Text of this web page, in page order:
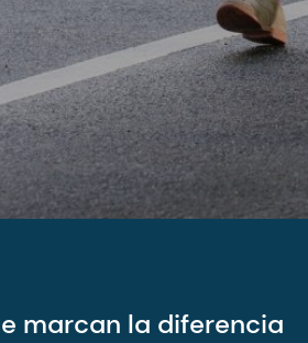
marcan la diferencia